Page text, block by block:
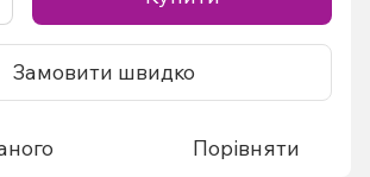
Замовити швидко
Порівняти